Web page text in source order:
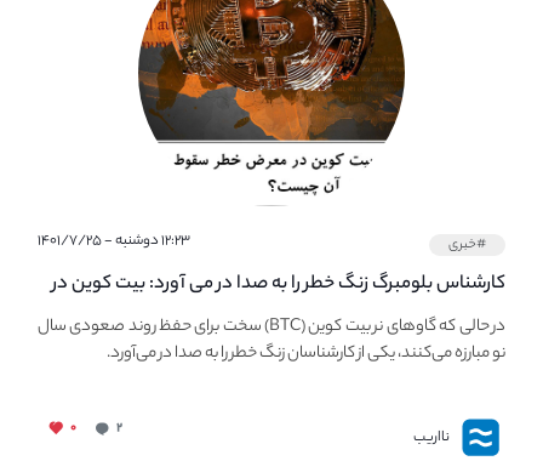
#خبری ۱۲:۲۳ دوشنبه - ۱۴۰۱/۷/۲۵
کارشناس بلومبرگ زنگ خطر را به صدا در می آورد: بیت کوین در
معرض خطر سقوط بزرگ است - دلیل آن چیست؟در حالی که گاوهای نر بیت کوین (BTC) سخت برای حفظ روند صعودی سال
نو مبارزه می‌کنند، یکی از کارشناسان زنگ خطر را به صدا در می‌آورد.
نااریب ۲ ۰